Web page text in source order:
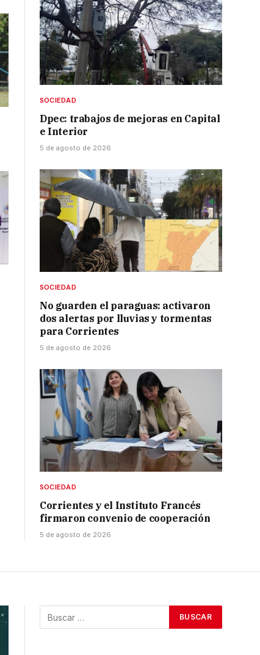
SOCIEDAD
Dpec: trabajos de mejoras en Capital
e Interior
5 de agosto de 2026
SOCIEDAD
No guarden el paraguas: activaron
dos alertas por lluvias y tormentas
para Corrientes
5 de agosto de 2026
SOCIEDAD
Corrientes y el Instituto Francés
firmaron convenio de cooperación
5 de agosto de 2026